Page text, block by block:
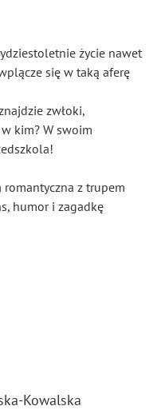
życie nawet
się w taką aferę
zwłoki,
kim? W swoim
romantyczna z trupem
humor i zagadkę
Kowalska